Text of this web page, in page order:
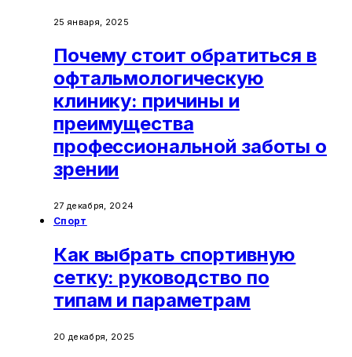
25 января, 2025
Почему стоит обратиться в
офтальмологическую
клинику: причины и
преимущества
профессиональной заботы о
зрении
27 декабря, 2024
Спорт
Как выбрать спортивную
сетку: руководство по
типам и параметрам
20 декабря, 2025